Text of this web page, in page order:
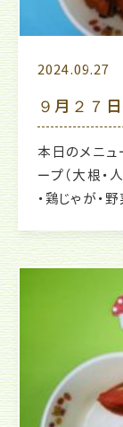
2024.09.27
９月２７
本日のメニュ
ープ（大根・
・鶏じゃが・